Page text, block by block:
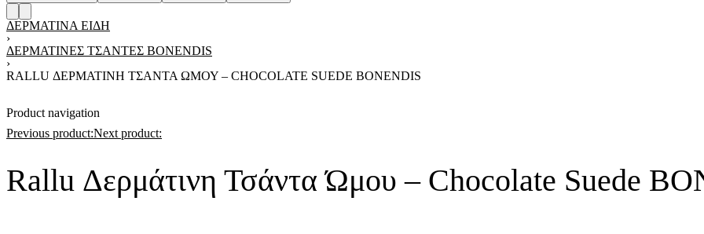
ΔΕΡΜΆΤΙΝΑ ΕΊΔΗ
›
ΔΕΡΜΆΤΙΝΕΣ ΤΣΆΝΤΕΣ BONENDIS
›
RALLU ΔΕΡΜΆΤΙΝΗ ΤΣΆΝΤΑ ΏΜΟΥ – CHOCOLATE SUEDE BONENDIS
Product navigation
Previous product:Next product:
Rallu Δερμάτινη Τσάντα Ώμου – Chocolate Suede